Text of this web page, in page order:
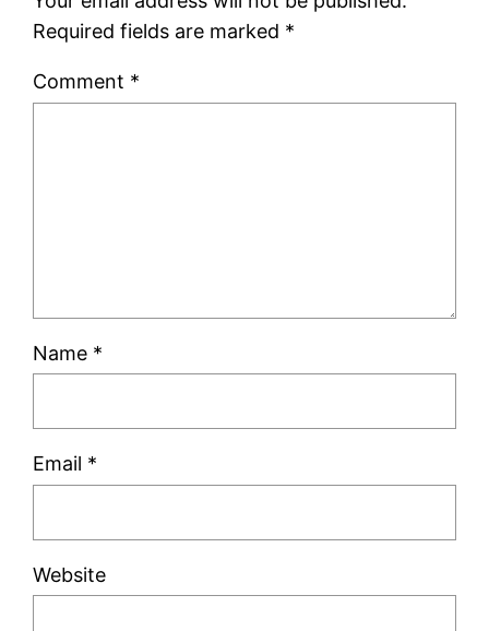
Required fields are marked *
Comment *
Name *
Email *
Website